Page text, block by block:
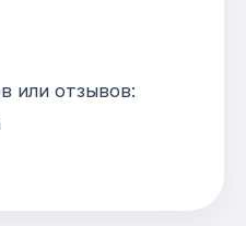
или отзывов: